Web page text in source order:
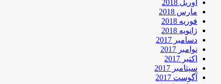
آوریل 2018
مارس 2018
فوریه 2018
ژانویه 2018
دسامبر 2017
نوامبر 2017
اکتبر 2017
سپتامبر 2017
آگوست 2017